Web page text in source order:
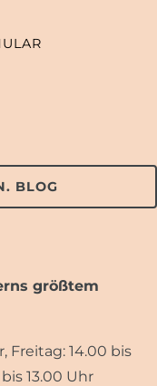
BLOG
größtem
Freitag: 14.00 bis
13.00 Uhr